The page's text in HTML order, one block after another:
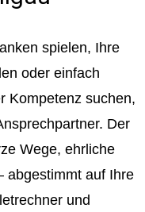
spielen, Ihre
oder einfach
Kompetenz suchen,
Der
Wege, ehrliche
abgestimmt auf Ihre
und